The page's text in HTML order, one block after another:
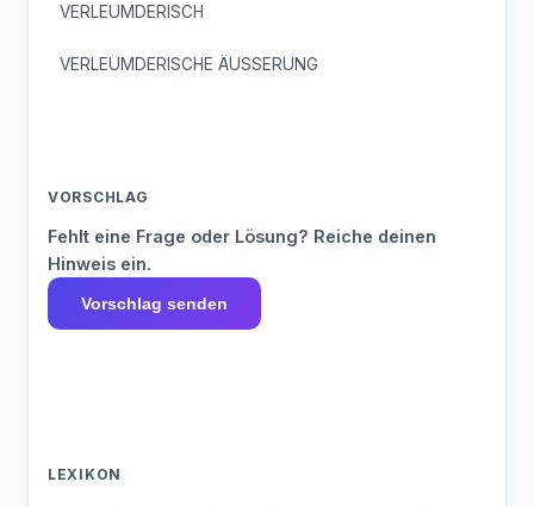
VERLEUMDERISCH
VERLEUMDERISCHE ÄUSSERUNG
VORSCHLAG
Fehlt eine Frage oder Lösung? Reiche deinen
Hinweis ein.
Vorschlag senden
LEXIKON